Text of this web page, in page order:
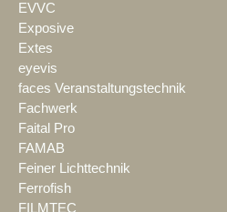
EVVC
Exposive
Extes
eyevis
faces Veranstaltungstechnik
Fachwerk
Faital Pro
FAMAB
Feiner Lichttechnik
Ferrofish
FILMTEC